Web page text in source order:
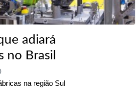
adiará
no Brasil
na região Sul